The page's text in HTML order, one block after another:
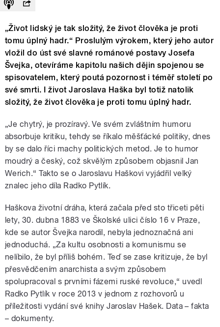
„Život lidský je tak složitý, že život člověka je proti
tomu úplný hadr.“ Proslulým výrokem, který jeho autor
vložil do úst své slavné románové postavy Josefa
Švejka, otevíráme kapitolu našich dějin spojenou se
spisovatelem, který poutá pozornost i téměř století po
své smrti. I život Jaroslava Haška byl totiž natolik
složitý, že život člověka je proti tomu úplný hadr.
„Je chytrý, je prozíravý. Ve svém zvláštním humoru
absorbuje kritiku, tehdy se říkalo měšťácké politiky, dnes
by se dalo říci machy politických metod. Je to humor
moudrý a český, což skvělým způsobem objasnil Jan
Werich.“ Takto se o Jaroslavu Haškovi vyjádřil velký
znalec jeho díla Radko Pytlík.
Haškova životní dráha, která začala před sto třiceti pěti
lety, 30. dubna 1883 ve Školské ulici číslo 16 v Praze,
kde se autor Švejka narodil, nebyla jednoznačná ani
jednoduchá. „Za kultu osobnosti a komunismu se
nelíbilo, že byl příliš bohém. Teď se zase kritizuje, že byl
přesvědčením anarchista a svým způsobem
spolupracoval s prvními fázemi ruské revoluce,“ uvedl
Radko Pytlík v roce 2013 v jednom z rozhovorů u
příležitosti vydání své knihy Jaroslav Hašek. Data – fakta
– dokumenty.